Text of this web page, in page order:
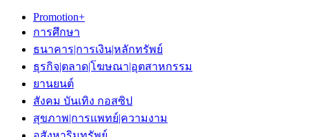
Promotion+
การศึกษา
ธนาคาร|การเงิน|หลักทรัพย์
ธุรกิจ|ตลาด|โฆษณา|อุตสาหกรรม
ยานยนต์
สังคม บันเทิง กอสซิป
สุขภาพ|การแพทย์|ความงาม